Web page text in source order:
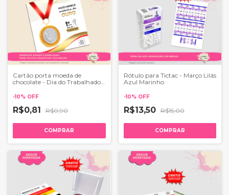
Cartão porta moeda de
chocolate - Dia do Trabalhador
-10% OFF
R$0,81 R$0,90
COMPRAR
Rótulo para Tictac - Março Lilás
Azul Marinho
-10% OFF
R$13,50 R$15,00
COMPRAR